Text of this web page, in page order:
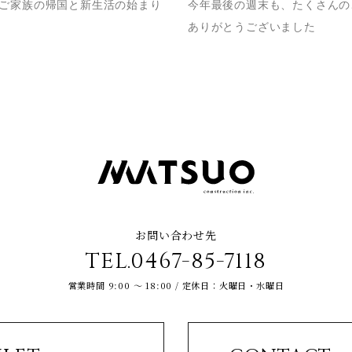
家族の帰国と新生活の始まり
今年最後の週末も、たくさん
ありがとうございました
お問い合わせ先
TEL.0467-85-7118
営業時間 9:00 ～ 18:00 / 定休日：火曜日・水曜日